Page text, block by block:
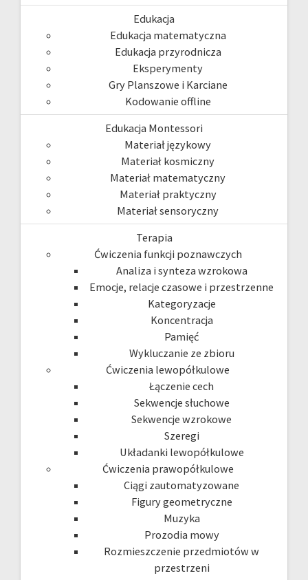
Edukacja
Edukacja matematyczna
Edukacja przyrodnicza
Eksperymenty
Gry Planszowe i Karciane
Kodowanie offline
Edukacja Montessori
Materiał językowy
Materiał kosmiczny
Materiał matematyczny
Materiał praktyczny
Materiał sensoryczny
Terapia
Ćwiczenia funkcji poznawczych
Analiza i synteza wzrokowa
Emocje, relacje czasowe i przestrzenne
Kategoryzacje
Koncentracja
Pamięć
Wykluczanie ze zbioru
Ćwiczenia lewopółkulowe
Łączenie cech
Sekwencje słuchowe
Sekwencje wzrokowe
Szeregi
Układanki lewopółkulowe
Ćwiczenia prawopółkulowe
Ciągi zautomatyzowane
Figury geometryczne
Muzyka
Prozodia mowy
Rozmieszczenie przedmiotów w
przestrzeni